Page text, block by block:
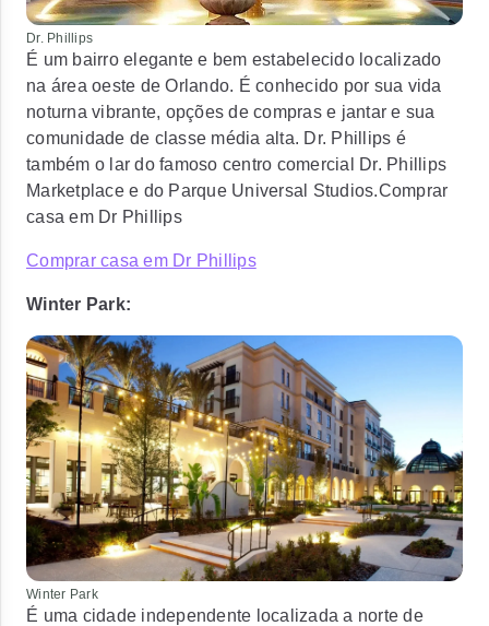
Dr. Phillips
É um bairro elegante e bem estabelecido localizado
na área oeste de Orlando. É conhecido por sua vida
noturna vibrante, opções de compras e jantar e sua
comunidade de classe média alta. Dr. Phillips é
também o lar do famoso centro comercial Dr. Phillips
Marketplace e do Parque Universal Studios.Comprar
casa em Dr Phillips
Comprar casa em Dr Phillips
Winter Park:
Winter Park
É uma cidade independente localizada a norte de